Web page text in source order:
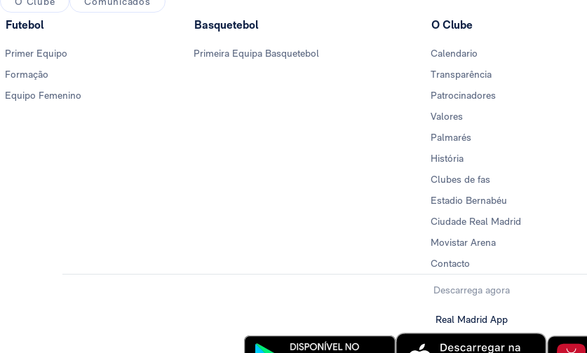
Futebol
Primer Equipo
Formação
Equipo Femenino
Basquetebol
Primeira Equipa Basquetebol
O Clube
Calendario
Transparência
Patrocinadores
Valores
Palmarés
História
Clubes de fas
Estadio Bernabéu
Ciudade Real Madrid
Movistar Arena
Contacto
Descarrega agora
Real Madrid App